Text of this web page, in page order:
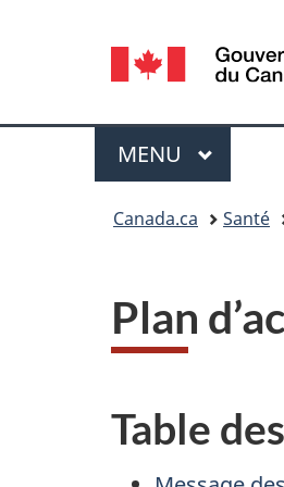
Sélection
de
la
langue
Menu
MENU PRINCIPAL
Canada.ca Santé
Plan
Table